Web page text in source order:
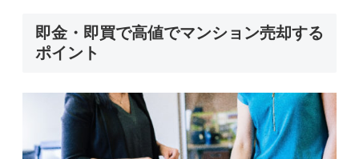
即金・即買で高値でマンション売却する
ポイント